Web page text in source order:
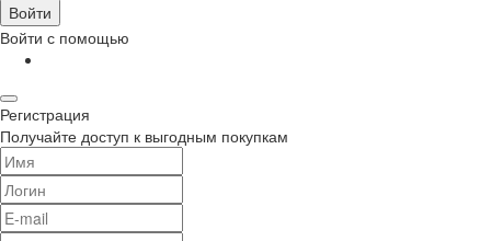
Войти
Войти с помощью
Регистрация
Получайте доступ к выгодным покупкам